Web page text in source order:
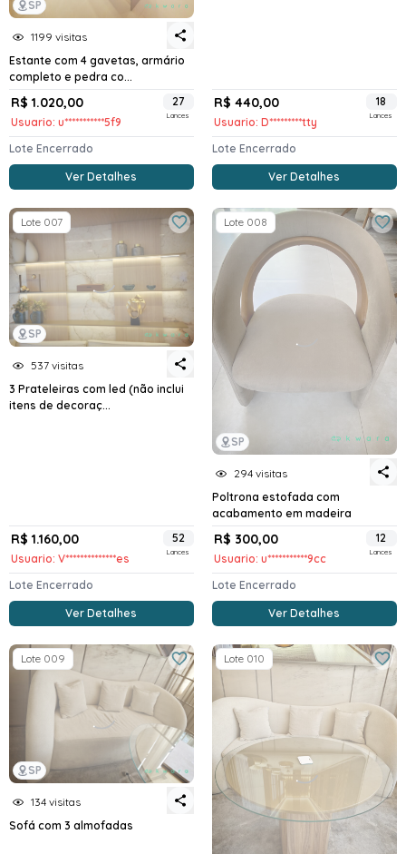
SP
1199 visitas
Estante com 4 gavetas, armário
completo e pedra co...
R$ 1.020,00
Usuario: u***********5f9
27
Lances
Lote Encerrado
Ver Detalhes
R$ 440,00
Usuario: D*********tty
18
Lances
Lote Encerrado
Ver Detalhes
SP
Lote 007
537 visitas
3 Prateleiras com led (não inclui
itens de decoraç...
R$ 1.160,00
Usuario: V**************es
52
Lances
Lote Encerrado
Ver Detalhes
SP
Lote 008
294 visitas
Poltrona estofada com
acabamento em madeira
R$ 300,00
Usuario: u***********9cc
12
Lances
Lote Encerrado
Ver Detalhes
SP
Lote 009
134 visitas
Sofá com 3 almofadas
Lote 010